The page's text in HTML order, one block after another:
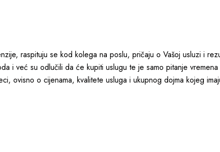
raspituju se kod kolega na poslu, pričaju o Vašoj usluzi i
i već su odlučili da će kupiti uslugu te je samo pitanje
ovisno o cijenama, kvalitete usluga i ukupnog dojma kojeg